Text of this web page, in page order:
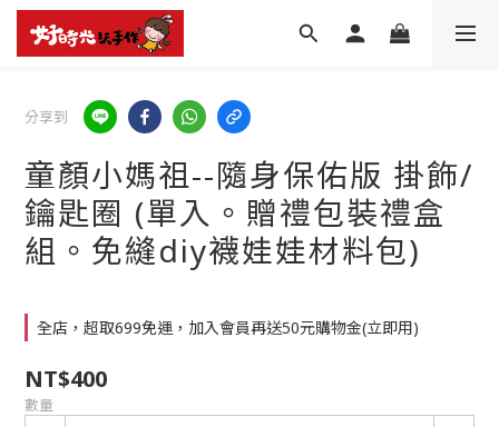
分享到
童顏小媽祖--隨身保佑版 掛飾/
鑰匙圈 (單入。贈禮包裝禮盒
組。免縫diy襪娃娃材料包)
全店，超取699免運，加入會員再送50元購物金(立即用)
NT$400
數量